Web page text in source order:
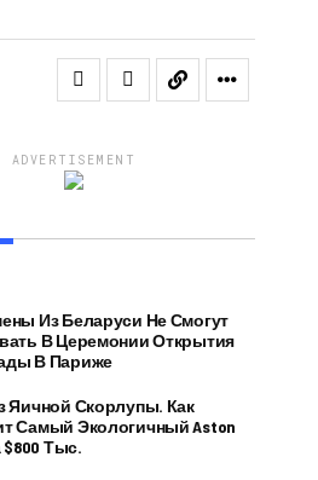
ADVERTISEMENT
Из Беларуси Не Смогут
В Церемонии Открытия
В Париже
Яичной Скорлупы. Как
Самый Экологичный Aston
$800 Тыс.